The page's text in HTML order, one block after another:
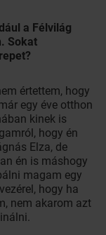
a Félvilág
Sokat
értettem, hogy
egy éve otthon
kinek is
hogy én
Elza, de
én is máshogy
magam egy
hogy ha
nem akarom azt